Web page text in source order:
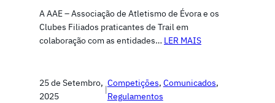
A AAE – Associação de Atletismo de Évora e os
Clubes Filiados praticantes de Trail em
colaboração com as entidades… LER MAIS
25 de Setembro,
2025
|
Competiçōes, Comunicados
Regulamentos